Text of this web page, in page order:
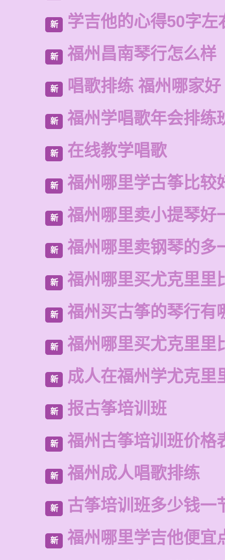
新 学吉他的心得50字左
新 福州昌南琴行怎么样
新 唱歌排练 福州哪家好
新 福州学唱歌年会排练
新 在线教学唱歌
新 福州哪里学古筝比较
新 福州哪里卖小提琴好
新 福州哪里卖钢琴的多
新 福州哪里买尤克里里
新 福州买古筝的琴行有
新 福州哪里买尤克里里
新 成人在福州学尤克里
新 报古筝培训班
新 福州古筝培训班价格
新 福州成人唱歌排练
新 古筝培训班多少钱一
新 福州哪里学吉他便宜